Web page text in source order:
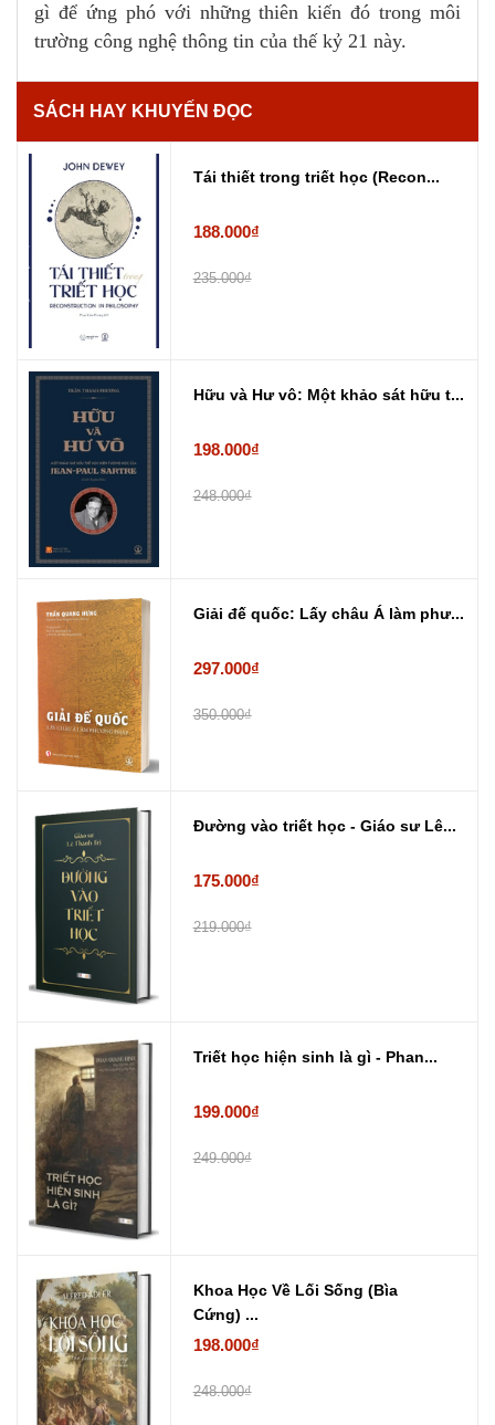
gì để ứng phó với những thiên kiến đó trong môi
trường công nghệ thông tin của thế kỷ 21 này.
SÁCH HAY KHUYẾN ĐỌC
Tái thiết trong triết học (Recon...
188.000₫
235.000₫
Hữu và Hư vô: Một khảo sát hữu t...
198.000₫
248.000₫
Giải đế quốc: Lấy châu Á làm phư...
297.000₫
350.000₫
Đường vào triết học - Giáo sư Lê...
175.000₫
219.000₫
Triết học hiện sinh là gì - Phan...
199.000₫
249.000₫
Khoa Học Về Lối Sống (Bìa
Cứng) ...
198.000₫
248.000₫